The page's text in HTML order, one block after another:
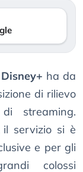
Disney+ ha da
di rilievo
streaming.
il servizio si è
e per gli
colossi